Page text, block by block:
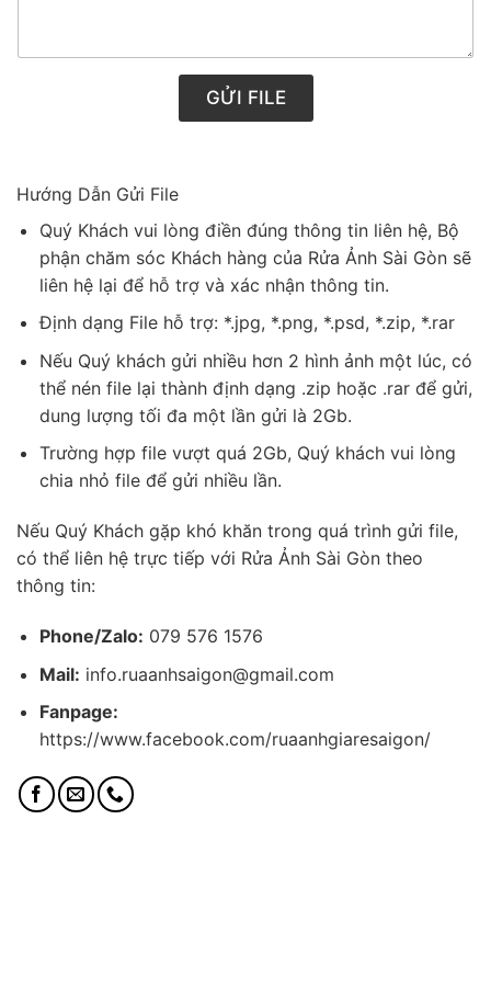
GỬI FILE
Hướng Dẫn Gửi File
Quý Khách vui lòng điền đúng thông tin liên hệ, Bộ
phận chăm sóc Khách hàng của Rửa Ảnh Sài Gòn sẽ
liên hệ lại để hỗ trợ và xác nhận thông tin.
Định dạng File hỗ trợ: *.jpg, *.png, *.psd, *.zip, *.rar
Nếu Quý khách gửi nhiều hơn 2 hình ảnh một lúc, có
thể nén file lại thành định dạng .zip hoặc .rar để gửi,
dung lượng tối đa một lần gửi là 2Gb.
Trường hợp file vượt quá 2Gb, Quý khách vui lòng
chia nhỏ file để gửi nhiều lần.
Nếu Quý Khách gặp khó khăn trong quá trình gửi file,
có thể liên hệ trực tiếp với Rửa Ảnh Sài Gòn theo
thông tin:
Phone/Zalo: 079 576 1576
Mail: info.ruaanhsaigon@gmail.com
Fanpage:
https://www.facebook.com/ruaanhgiaresaigon/